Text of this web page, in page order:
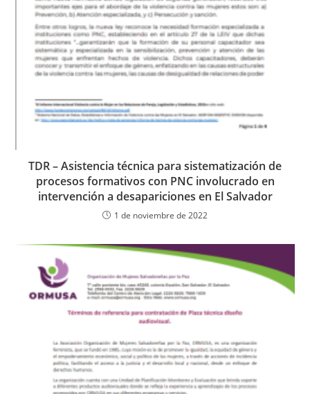
TDR – Asistencia técnica para sistematización de
procesos formativos con PNC involucrado en
intervención a desapariciones en El Salvador
1 de noviembre de 2022